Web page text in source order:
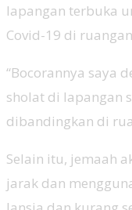
lapangan terbuka
Covid-19 di
“Bocorannya saya
sholat di lapangan
dibandingkan di
Selain itu, jemaah
jarak dan